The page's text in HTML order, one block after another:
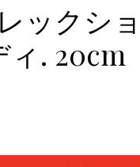
ックシ
ィ. 20cm